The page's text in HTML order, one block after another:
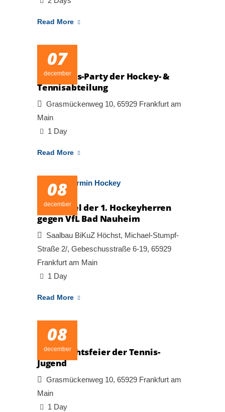
Read More
07
december
Christmas-Party der Hockey- &
Tennisabteilung
Grasmückenweg 10, 65929 Frankfurt am
Main
1 Day
Read More
08
december
Heimspiel der 1. Hockeyherren
gegen VfL Bad Nauheim
Saalbau BiKuZ Höchst, Michael-Stumpf-
Straße 2/, Gebeschusstraße 6-19, 65929
Frankfurt am Main
1 Day
Read More
08
december
Weihnachtsfeier der Tennis-
Jugend
Grasmückenweg 10, 65929 Frankfurt am
Main
1 Day